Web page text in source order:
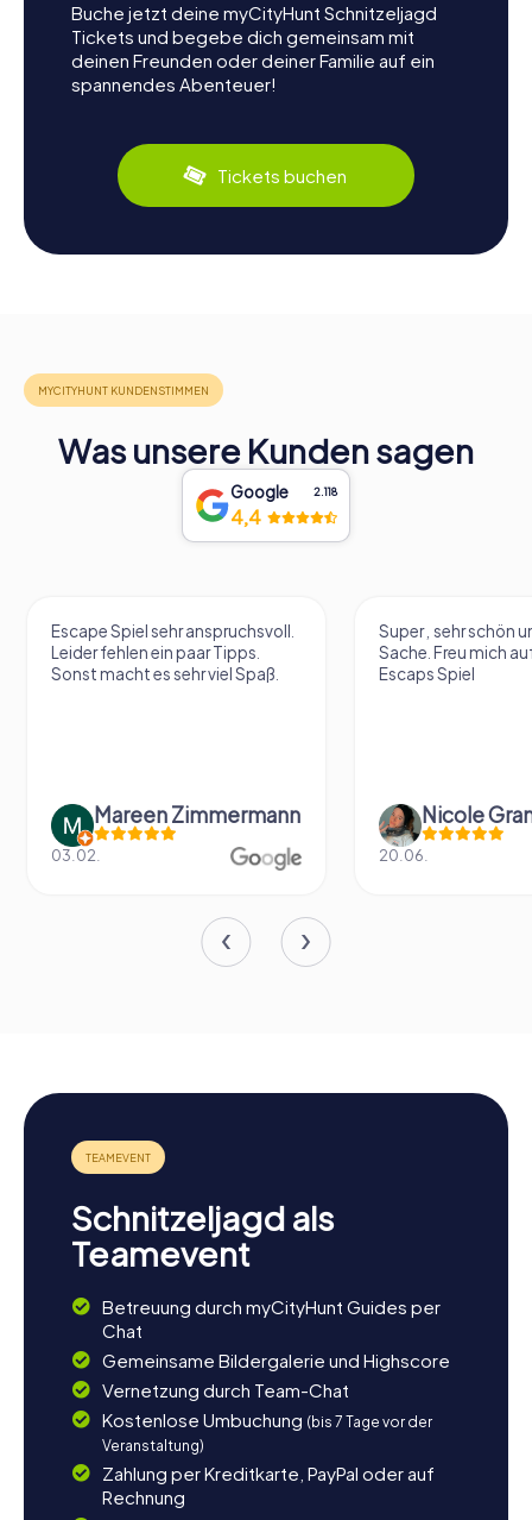
Buche jetzt deine myCityHunt Schnitzeljagd
Tickets und begebe dich gemeinsam mit
deinen Freunden oder deiner Familie auf ein
spannendes Abenteuer!
Tickets buchen
Was unsere Kunden sagen
Google 2.118
4,4
Escape Spiel sehr anspruchsvoll.
Leider fehlen ein paar Tipps.
Sonst macht es sehr viel Spaß.
Mareen Zimmermann
03.02.
Super , sehr schön
Sache. Freu mich
Escaps Spiel
Nicole
20.06.
Schnitzeljagd als
Teamevent
Betreuung durch myCityHunt Guides per
Chat
Gemeinsame Bildergalerie und Highscore
Vernetzung durch Team-Chat
Kostenlose Umbuchung (bis 7 Tage vor der
Veranstaltung)
Zahlung per Kreditkarte, PayPal oder auf
Rechnung